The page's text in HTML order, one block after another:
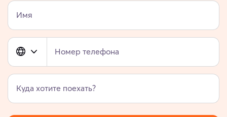
Имя
Номер телефона
Куда хотите поехать?